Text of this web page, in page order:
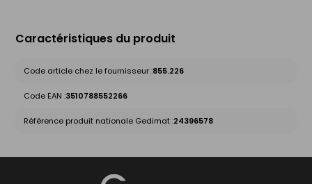
Caractéristiques du produit
Code article chez le fournisseur :855.226
Code EAN :3510788552266
Référence produit nationale Gedimat :24396578